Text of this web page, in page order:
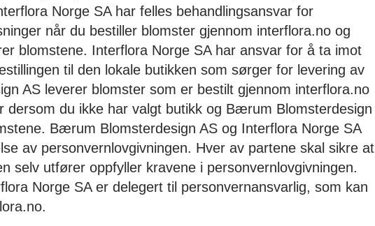
Norge SA har felles behandlingsansvar for
når du bestiller blomster gjennom interflora.no og
blomstene. Interflora Norge SA har ansvar for å ta imot
til den lokale butikken som sørger for levering av
AS leverer blomster som er bestilt gjennom interflora.no
dersom du ikke har valgt butikk og Bærum Blomsterdesign
Bærum Blomsterdesign AS og Interflora Norge SA
av personvernlovgivningen. Hver av partene skal sikre at
selv utfører oppfyller kravene i personvernlovgivningen.
Norge SA er delegert til personvernansvarlig, som kan